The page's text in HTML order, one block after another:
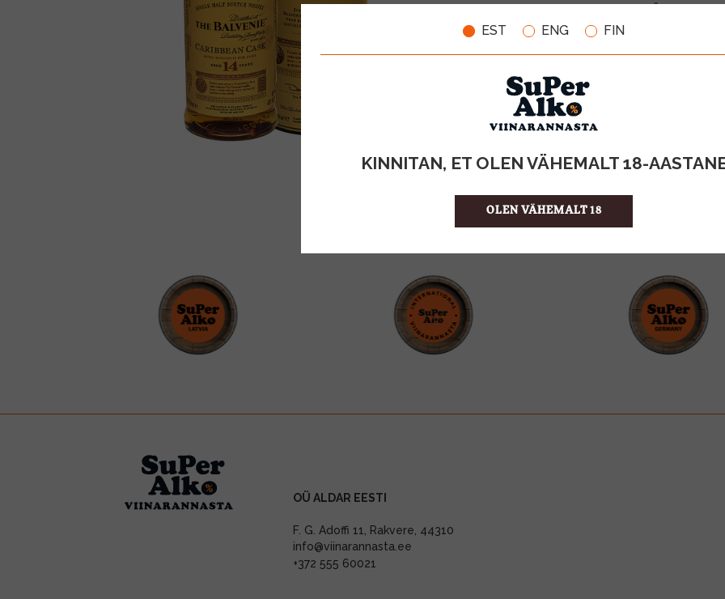
EST ENG FIN
KINNITAN, ET OLEN VÄHEMALT 18-
OLEN VÄHEMALT 18
TOOTE LIIK
ÜHIKU HIND
KOGUS KASTIS
OÜ ALDAR EESTI
F. G. Adoffi 11, Rakvere, 44310
info@viinarannasta.ee
+372 555 60021